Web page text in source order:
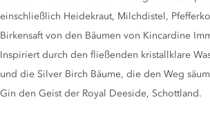
einschließlich Heidekraut, Milchdistel,
Birkensaft von den Bäumen von Kincardine
Inspiriert durch den fließenden kristallklare
und die Silver Birch Bäume, die den Weg
Gin den Geist der Royal Deeside, Schottland.